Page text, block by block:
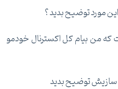
توضیح بدید ؟
من بیام کل اکسترنال خودمو
توضیح بدید